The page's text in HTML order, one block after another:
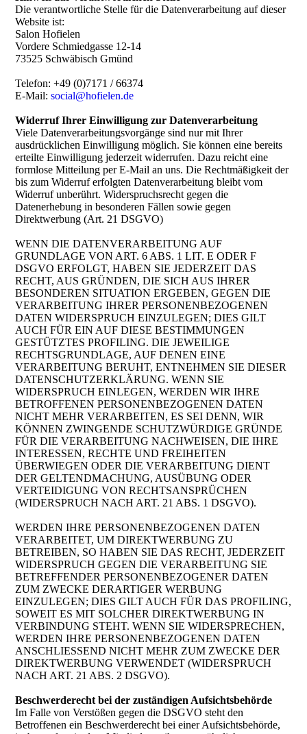
Die verantwortliche Stelle für die Datenverarbeitung auf dieser
Website ist:
Salon Hofielen
Vordere Schmiedgasse 12-14
73525 Schwäbisch Gmünd
Telefon: +49 (0)7171 / 66374
E-Mail:social@hofielen.de
Widerruf Ihrer Einwilligung zur Datenverarbeitung
Viele Datenverarbeitungsvorgänge sind nur mit Ihrer
ausdrücklichen Einwilligung möglich. Sie können eine bereits
erteilte Einwilligung jederzeit widerrufen. Dazu reicht eine
formlose Mitteilung per E-Mail an uns. Die Rechtmäßigkeit der
bis zum Widerruf erfolgten Datenverarbeitung bleibt vom
Widerruf unberührt. Widerspruchsrecht gegen die
Datenerhebung in besonderen Fällen sowie gegen
Direktwerbung (Art. 21 DSGVO)
WENN DIE DATENVERARBEITUNG AUF
GRUNDLAGE VON ART. 6 ABS. 1 LIT. E ODER F
DSGVO ERFOLGT, HABEN SIE JEDERZEIT DAS
RECHT, AUS GRÜNDEN, DIE SICH AUS IHRER
BESONDEREN SITUATION ERGEBEN, GEGEN DIE
VERARBEITUNG IHRER PERSONENBEZOGENEN
DATEN WIDERSPRUCH EINZULEGEN; DIES GILT
AUCH FÜR EIN AUF DIESE BESTIMMUNGEN
GESTÜTZTES PROFILING. DIE JEWEILIGE
RECHTSGRUNDLAGE, AUF DENEN EINE
VERARBEITUNG BERUHT, ENTNEHMEN SIE DIESER
DATENSCHUTZERKLÄRUNG. WENN SIE
WIDERSPRUCH EINLEGEN, WERDEN WIR IHRE
BETROFFENEN PERSONENBEZOGENEN DATEN
NICHT MEHR VERARBEITEN, ES SEI DENN, WIR
KÖNNEN ZWINGENDE SCHUTZWÜRDIGE GRÜNDE
FÜR DIE VERARBEITUNG NACHWEISEN, DIE IHRE
INTERESSEN, RECHTE UND FREIHEITEN
ÜBERWIEGEN ODER DIE VERARBEITUNG DIENT
DER GELTENDMACHUNG, AUSÜBUNG ODER
VERTEIDIGUNG VON RECHTSANSPRÜCHEN
(WIDERSPRUCH NACH ART. 21 ABS. 1 DSGVO).
WERDEN IHRE PERSONENBEZOGENEN DATEN
VERARBEITET, UM DIREKTWERBUNG ZU
BETREIBEN, SO HABEN SIE DAS RECHT, JEDERZEIT
WIDERSPRUCH GEGEN DIE VERARBEITUNG SIE
BETREFFENDER PERSONENBEZOGENER DATEN
ZUM ZWECKE DERARTIGER WERBUNG
EINZULEGEN; DIES GILT AUCH FÜR DAS PROFILING,
SOWEIT ES MIT SOLCHER DIREKTWERBUNG IN
VERBINDUNG STEHT. WENN SIE WIDERSPRECHEN,
WERDEN IHRE PERSONENBEZOGENEN DATEN
ANSCHLIESSEND NICHT MEHR ZUM ZWECKE DER
DIREKTWERBUNG VERWENDET (WIDERSPRUCH
NACH ART. 21 ABS. 2 DSGVO).
Beschwerderecht bei der zuständigen Aufsichtsbehörde
Im Falle von Verstößen gegen die DSGVO steht den
Betroffenen ein Beschwerderecht bei einer Aufsichtsbehörde,